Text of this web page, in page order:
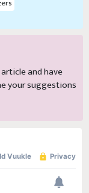
and have
your suggestions